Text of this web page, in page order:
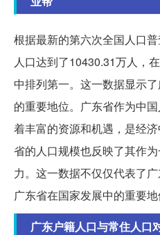
根据最新的第六次全国人口
人口达到了10430.31万人，
中排列第一。这一数据显示
的重要地位。广东省作为中
着丰富的资源和机遇，是经
省的人口规模也反映了其作
力。这一数据不仅仅代表了
广东省在国家发展中的重要地
广东户籍人口与常住人口